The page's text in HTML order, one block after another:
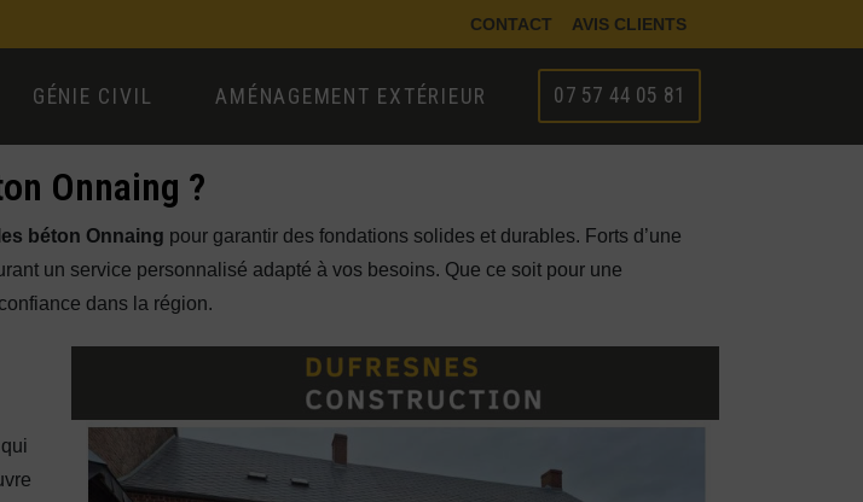
CONTACT AVIS CLIENTS
GÉNIE CIVIL AMÉNAGEMENT EXTÉRIEUR 07 57 44 05 81
Onnaing ?
béton Onnaing pour garantir des fondations solides et durables. Forts d’une
un service personnalisé adapté à vos besoins. Que ce soit pour une
dans la région.
qui